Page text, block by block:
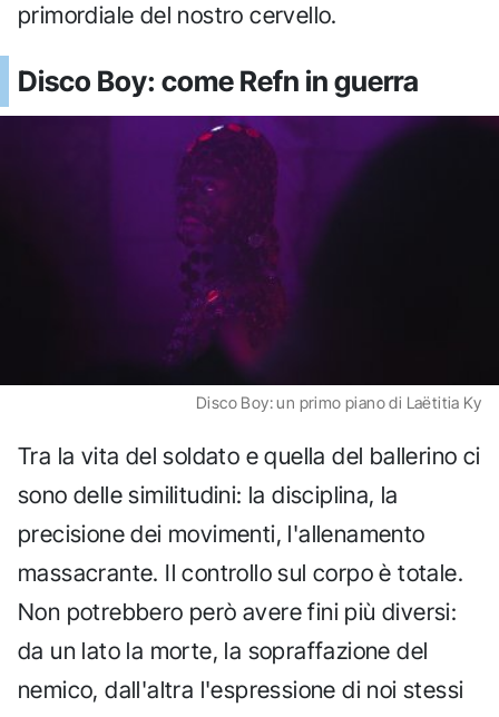
primordiale del nostro cervello.
Disco Boy: come Refn in guerra
Disco Boy: un primo piano di Laëtitia Ky
Tra la vita del soldato e quella del ballerino ci
sono delle similitudini: la disciplina, la
precisione dei movimenti, l'allenamento
massacrante. Il controllo sul corpo è totale.
Non potrebbero però avere fini più diversi:
da un lato la morte, la sopraffazione del
nemico, dall'altra l'espressione di noi stessi